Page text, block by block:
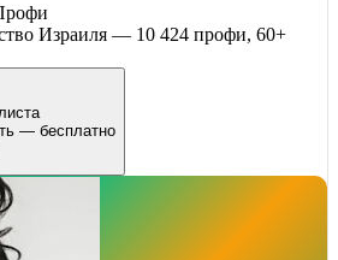
Израиля — 10 424 профи, 60+
— бесплатно